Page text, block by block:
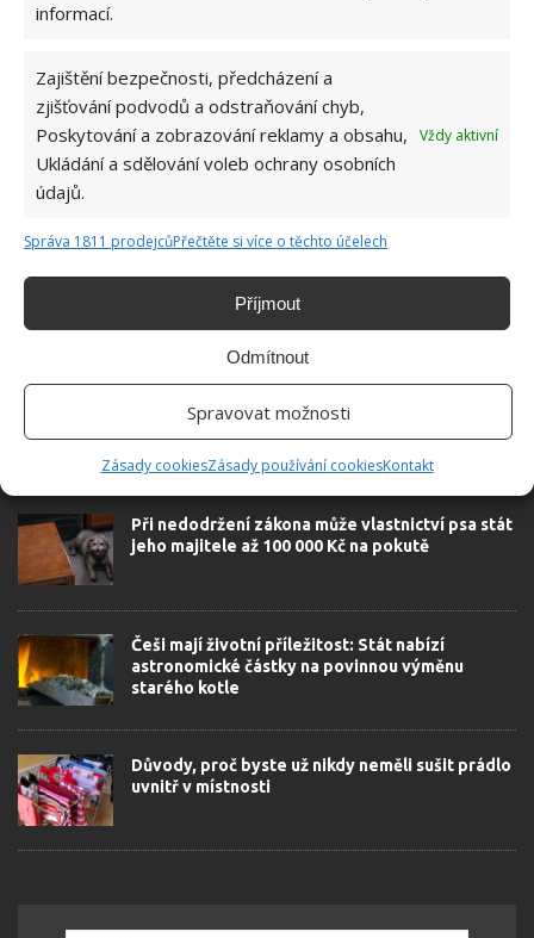
informací.
Zajištění bezpečnosti, předcházení a
zjišťování podvodů a odstraňování chyb,
Poskytování a zobrazování reklamy a obsahu,
Ukládání a sdělování voleb ochrany osobních
údajů.
Vždy aktivní
Správa 1811 prodejcůPřečtěte si více o těchto účelech
Příjmout
Odmítnout
Spravovat možnosti
Zásady cookiesZásady používání cookiesKontakt
Jiří Kolář
velkým kutilem. V podstatě vše, co je
možné najít v j...[Více o autorovi]
SOUVISEJÍCÍ ČLÁNKY
Při nedodržení zákona může vlastnictví psa stát
jeho majitele až 100 000 Kč na pokutě
Češi mají životní příležitost: Stát nabízí
astronomické částky na povinnou výměnu
starého kotle
Důvody, proč byste už nikdy neměli sušit prádlo
uvnitř v místnosti